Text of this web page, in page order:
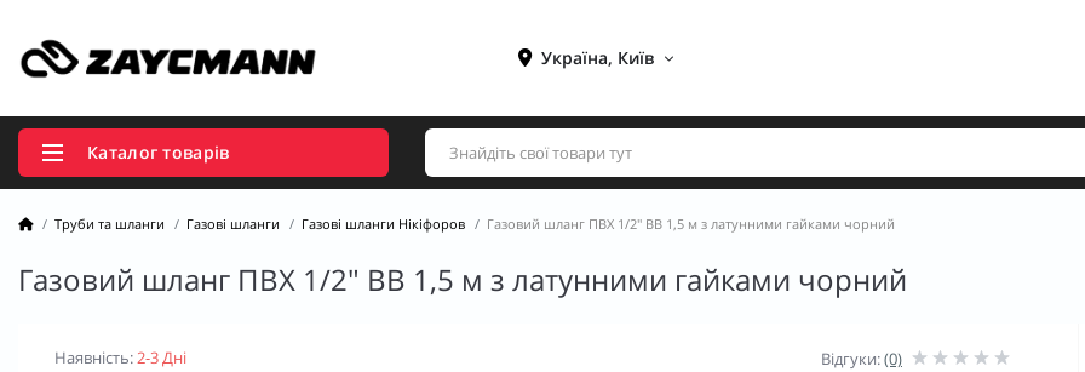
Україна, Київ
Каталог товарів
Труби та шланги Газові шланги Газові шланги Нікіфоров Газовий шланг ПВХ 1/2" ВВ 1,5 м з латунними гайками чорний
Газовий шланг ПВХ 1/2" ВВ 1,5 м з латунними гайками чорний
Наявність:2-3 Дні
Відгуки:(0)